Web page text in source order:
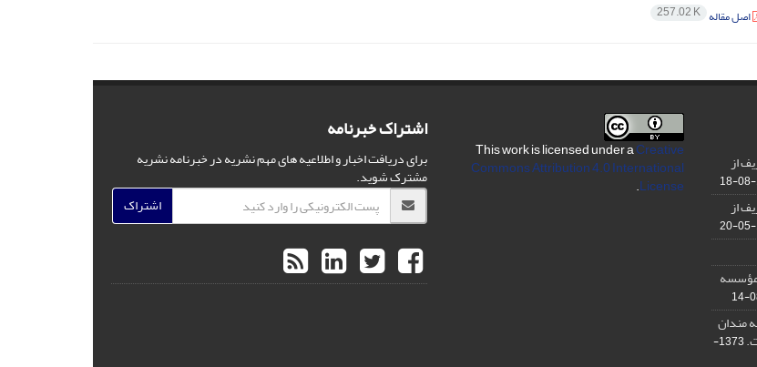
اصل مقاله 257.02 K
از
از
مندان
1373-
This work is licensed under aCreative
Commons Attribution 4.0 International
License
.
اشتراک خبرنامه
برای دریافت اخبار و اطلاعیه های مهم نشریه در خبرنامه نشریه
مشترک شوید.
اشتراک